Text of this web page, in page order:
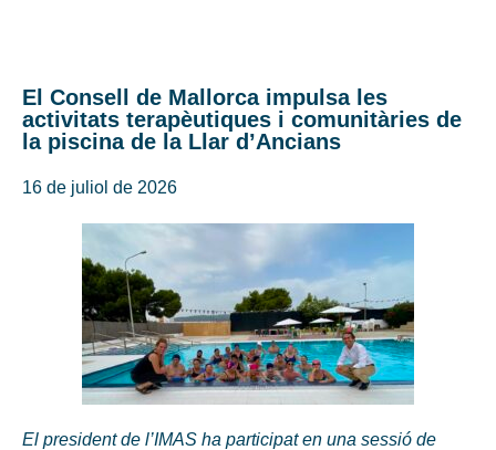
El Consell de Mallorca impulsa les
activitats terapèutiques i comunitàries de
la piscina de la Llar d’Ancians
16 de juliol de 2026
El president de l’IMAS ha participat en una sessió de